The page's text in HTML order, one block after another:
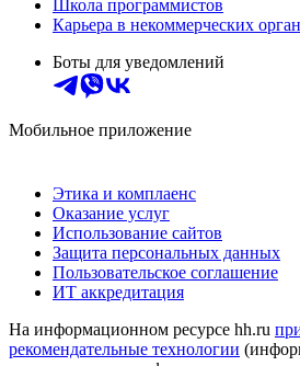
Школа программистов
Карьера в некоммерческих
Боты для уведомлений
Мобильное приложение
Этика и комплаенс
Оказание услуг
Использование сайтов
Защита персональных данных
Пользовательское соглашение
ИТ аккредитация
На информационном ресурсе hh.ru
рекомендательные технологии